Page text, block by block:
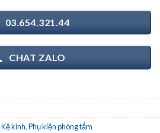
03.654.321.44
CHAT ZALO
Kệ kính,Phụ kiện phòng tắm